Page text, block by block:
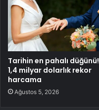
Tarihin en pahalı düğünü!
1,4 milyar dolarlık rekor
harcama
Ağustos 5, 2026